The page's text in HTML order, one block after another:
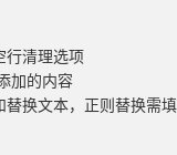
行清理选项
加的内容
换文本，正则替换需